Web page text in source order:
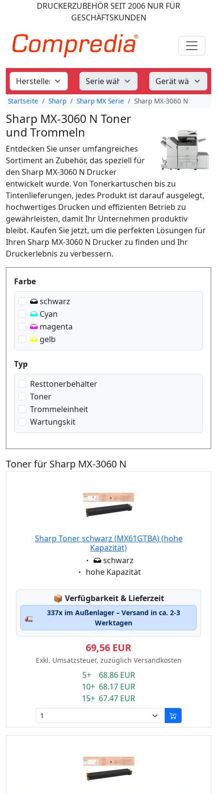
DRUCKERZUBEHÖRSEIT 2006 NUR FÜR
GESCHÄFTSKUNDEN
Startseite Sharp Sharp MX Serie Sharp MX-3060 N
Sharp MX-3060 N Toner
und Trommeln
Entdecken Sie unser umfangreiches
Sortiment an Zubehör, das speziell für
den Sharp MX-3060 N Drucker
entwickelt wurde. Von Tonerkartuschen bis zu
Tintenlieferungen, jedes Produkt ist darauf ausgelegt,
hochwertiges Drucken und effizienten Betrieb zu
gewährleisten, damit Ihr Unternehmen produktiv
bleibt. Kaufen Sie jetzt, um die perfekten Lösungen für
Ihren Sharp MX-3060 N Drucker zu finden und Ihr
Druckerlebnis zu verbessern.
Produktfilter
Farbe
schwarz
Cyan
magenta
gelb
Typ
Resttonerbehälter
Toner
Trommeleinheit
Wartungskit
Toner für Sharp MX-3060 N
Sharp Toner schwarz (MX61GTBA) (hohe
Kapazität)
Eigenschaft:
schwarz
Eigenschaft:
hohe Kapazität
📦 Lagerstatus:
Verfügbarkeit & Lieferzeit
🚛
337x im Außenlager – Versand in ca. 2-3
Werktagen
69,56 EUR
Exkl. Umsatzsteuer, zuzüglich Versandkosten
5+ 68.86 EUR
10+ 68.17 EUR
15+ 67.47 EUR